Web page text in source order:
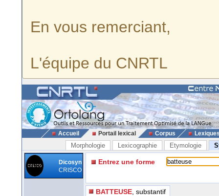
En vous remerciant,
L'équipe du CNRTL
Accueil Portail lexical Corpus
Morphologie Lexicographie Etymologie
Dicosyn
CRISCO
Entrez une forme
BATTEUSE , substantif